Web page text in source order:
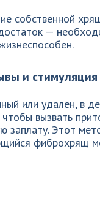
собственной
—
и стимуляция
или удалён, в
чтобы вызвать
заплату. Этот
фиброхрящ